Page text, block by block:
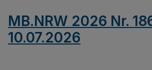
MB.NRW 2026 Nr.
10.07.2026